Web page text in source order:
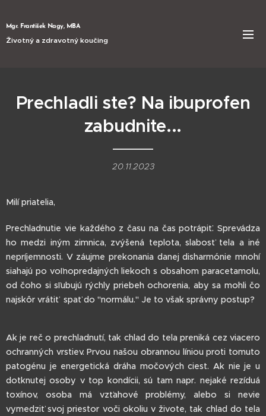
Mgr. František Nagy, MBA
Životný a zdravotný koučing
Prechladli ste? Na ibuprofen
zabudnite...
20.11.2023
Milí priatelia,
Prechladnutie vie každého z času na čas potrápiť. Sprevádza
ho medzi iným zimnica, zvýšená teplota, slabosť tela a iné
nepríjemnosti. V záujme prekonania danej disharmónie mnohí
siahajú po voľnopredajných liekoch s obsahom paracetamolu,
od čoho si sľubujú rýchly priebeh ochorenia, aby sa mohli čo
najskôr vrátiť spať do "normálu." Je to však správny postup?
Ak je reč o prechladnutí, tak chlad do tela preniká cez viacero
ochranných vrstiev. Prvou našou obrannou líniou proti tomuto
patogénu je energetická dráha močových ciest. Ak nie je u
dotknutej osoby v top kondícii, sú tam napr. nejaké rezíduá
toxínov, osoba má vzťahové problémy, alebo si nevie
vymedziť svoj priestor voči okoliu v živote, tak chlad do tela